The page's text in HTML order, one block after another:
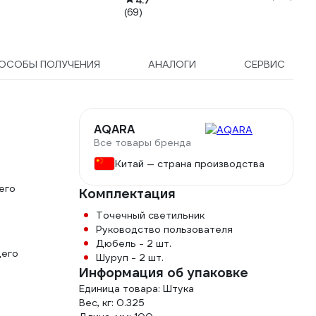
(69)
ПОЛУЧЕНИЯ АНАЛОГИ СЕРВИС
AQARA
Все товары бренда
Китай — страна производства
Комплектация
Точечный светильник
Руководство пользователя
Дюбель - 2 шт.
Шуруп - 2 шт.
Информация об упаковке
Единица товара: Штука
Вес, кг: 0.325